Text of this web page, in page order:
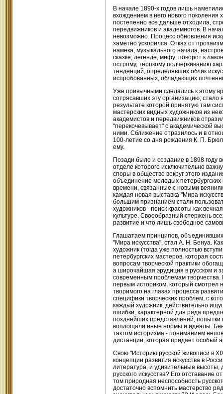
В начале 1890-х годов лишь
вхождением в него нового
постепенно все дальше отходила,
передвижников и академистов. В
невозможно. Процесс обновления
заметно ускорился. Отказ от
намека, музыкального начала,
сказке, легенде, мифу; поворот к
острому, терпкому подчеркиванию
тенденций, определявших облик
испробованных, обладающих
Уже привычными сделались к этому
сотрясавших эту организацию;
результате которой принятую там
мастерских видных художников из
академистов и передвижников
"перекочевывает" с академической
ними. Сближение отразилось и в
100-летие со дня рождения К. П.
ему.
Позади было и создание в 1898 году
отделе которого исключительно
споры в обществе вокруг этого
объединение молодых петербургских
времени, связанные с новыми
каждая новая выставка "Мира
большим признанием стали
художников - поиск красоты как
культуре. Своеобразный стержень
развитие и что лишь свободное
Глашатаем принципов,
"Мира искусства", стал А. Н. Бенуа.
художник (тогда уже полностью
петербургских мастеров, которая
вопросам творческой практики
а широчайшая эрудиция в русском и
современным проблемам творчества.
первым историком, который смотрел
творимого на глазах процесса
специфики творческих проблем, с
каждый художник, действительно
ошибки, характерной для ряда
позднейших представлений, попытки
воплощали иные нормы и идеалы.
тактом историзма - пониманием
дистанции, которая придает особый
Свою "Историю русской живописи в
концепции развития искусства в
литература, и удивительные высоты,
русского искусства? Его
том природная неспособность
достаточно вспомнить мастерство